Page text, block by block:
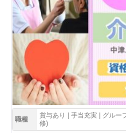
職種
賞与あり | 手当充実 | グルー
修)